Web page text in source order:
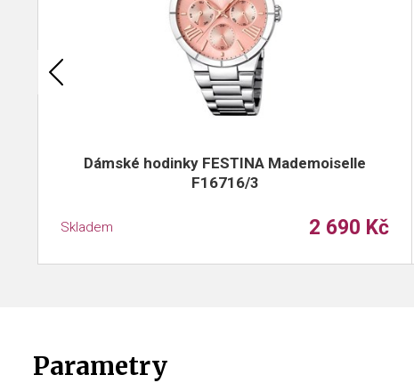
Dámské hodinky FESTINA Mademoiselle
F16716/3
Skladem 2 690 Kč
Parametry